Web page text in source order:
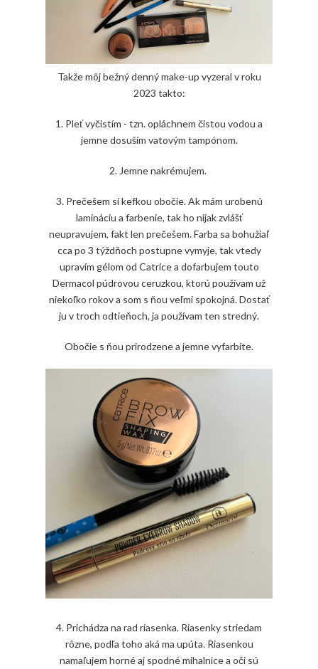
Takže môj bežný denný make-up vyzeral v roku
2023 takto:
1. Pleť vyčistím - tzn. opláchnem čistou vodou a
jemne dosuším vatovým tampónom.
2. Jemne nakrémujem.
3. Prečešem si kefkou obočie. Ak mám urobenú
lamináciu a farbenie, tak ho nijak zvlášť
neupravujem, fakt len prečešem. Farba sa bohužiaľ
cca po 3 týždňoch postupne vymyje, tak vtedy
upravím gélom od Catrice a dofarbujem touto
Dermacol púdrovou ceruzkou, ktorú používam už
niekoľko rokov a som s ňou veľmi spokojná. Dostať
ju v troch odtieňoch, ja používam ten stredný.
Obočie s ňou prirodzene a jemne vyfarbíte.
4. Prichádza na rad riasenka. Riasenky striedam
rôzne, podľa toho aká ma upúta. Riasenkou
namaľujem horné aj spodné mihalnice a oči sú